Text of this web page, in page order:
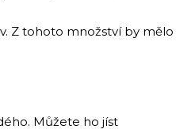
Z tohoto množství by mělo
Můžete ho jíst